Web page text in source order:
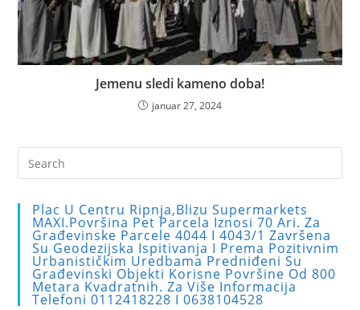
Jemenu sledi kameno doba!
januar 27, 2024
Plac U Centru Ripnja,blizu Supermarkets
MAXI.Površina Pet Parcela Iznosi 70 Ari. Za
Građevinske Parcele 4044 I 4043/1 Završena
Su Geodezijska Ispitivanja I Prema Pozitivnim
Urbanističkim Uredbama Predniđeni Su
Građevinski Objekti Korisne Površine Od 800
Metara Kvadratnih. Za Više Informacija
Telefoni 0112418228 I 0638104528